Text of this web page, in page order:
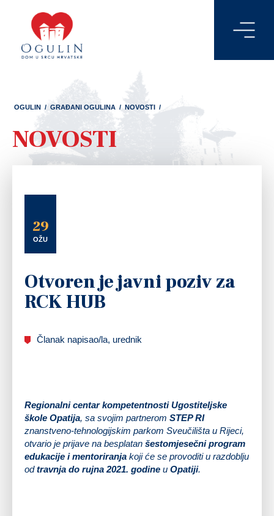
OGULIN / GRAĐANI OGULINA / NOVOSTI /
NOVOSTI
29
OŽU
Otvoren je javni poziv za
RCK HUB
Članak napisao/la, urednik
Regionalni centar kompetentnosti Ugostiteljske
škole Opatija, sa svojim partnerom STEP RI
znanstveno-tehnologijskim parkom Sveučilišta u Rijeci,
otvario je prijave na besplatan šestomjesečni program
edukacije i mentoriranja koji će se provoditi u razdoblju
odtravnja do rujna 2021. godine u Opatiji.